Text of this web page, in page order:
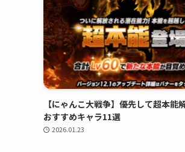
【にゃんこ大戦争】優先して超本能
おすすめキャラ11選
2026.01.23